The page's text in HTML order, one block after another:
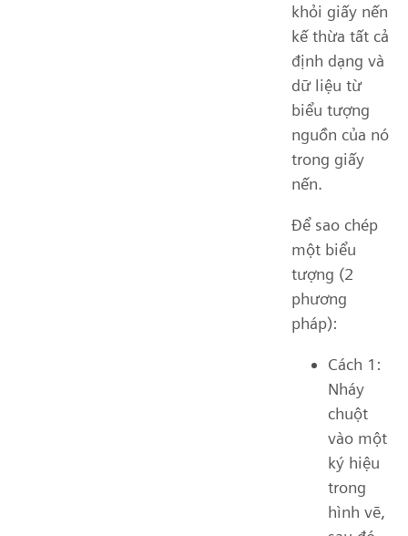
khỏi giấy nến
kế thừa tất cả
định dạng và
dữ liệu từ
biểu tượng
nguồn của nó
trong giấy
nến.
Để sao chép
một biểu
tượng (2
phương
pháp):
Cách 1:
Nháy
chuột
vào một
ký hiệu
trong
hình vẽ,